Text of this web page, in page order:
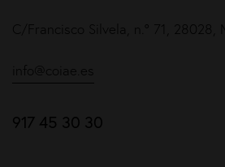
C/Francisco Silvela, n.º 71, 28028,
info@coiae.es
917 45 30 30